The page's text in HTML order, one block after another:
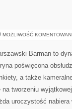
MOŻLIWOŚĆ
Barman to
poświęcona
a także
na tworzeniu
uroczystość